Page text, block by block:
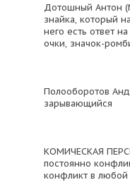
Дотошный Антон
знайка, который
него есть ответ
очки, значок-
Полооборотов
зарывающийся
КОМИЧЕСКАЯ
постоянно
конфликт в любой